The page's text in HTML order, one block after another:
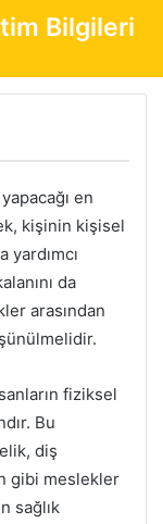
Bilgileri
en
kişinin kişisel
da
arasından
fiziksel
Bu
diş
gibi meslekler
sağlık